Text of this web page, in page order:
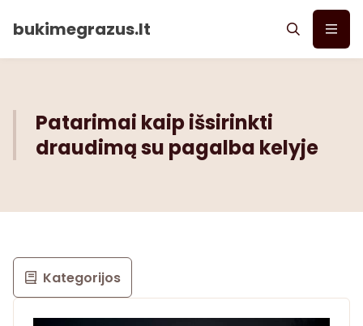
bukimegrazus.lt
Patarimai kaip išsirinkti
draudimą su pagalba kelyje
Kategorijos